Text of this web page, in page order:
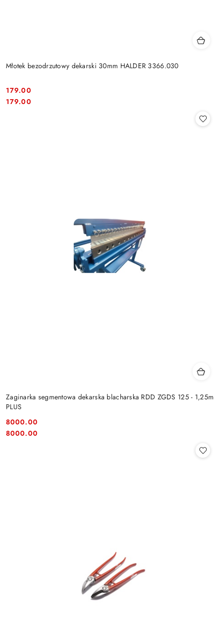
Młotek bezodrzutowy dekarski 30mm HALDER 3366.030
Cena:
179.00
Cena:
179.00
Zaginarka segmentowa dekarska blacharska RDD ZGDS 125 - 1,25m
PLUS
Cena:
8000.00
Cena:
8000.00